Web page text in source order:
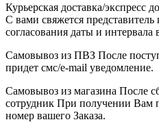
Курьерская доставка/экспресс
С вами свяжется
согласования даты и интервала
Самовывоз из ПВЗ После
придет смс/e-mail уведомление.
Самовывоз из магазина После
сотрудник При получении Вам
номер вашего Заказа.